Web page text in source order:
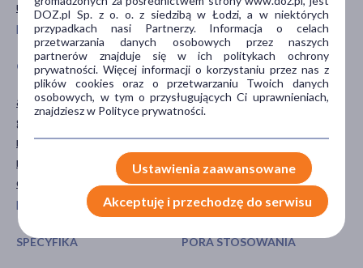
ujędrniające
pokaż więcej ...
GŁÓWNY SKŁADNIK
awokado
glicyna
macadamia
migdały
olej arganowy
pokaż więcej ...
CZĘŚĆ CIAŁA
skóra
SPECYFIKA PORA STOSOWANIA
DOZ.pl Sp. z o. o. z siedzibą w Łodzi, a w niektórych
przypadkach nasi Partnerzy. Informacja o celach
przetwarzania danych osobowych przez naszych
partnerów znajduje się w ich politykach ochrony
prywatności. Więcej informacji o korzystaniu przez nas z
plików cookies oraz o przetwarzaniu Twoich danych
osobowych, w tym o przysługujących Ci uprawnieniach,
znajdziesz w Polityce prywatności.
Ustawienia zaawansowane
Akceptuję i przechodzę do serwisu